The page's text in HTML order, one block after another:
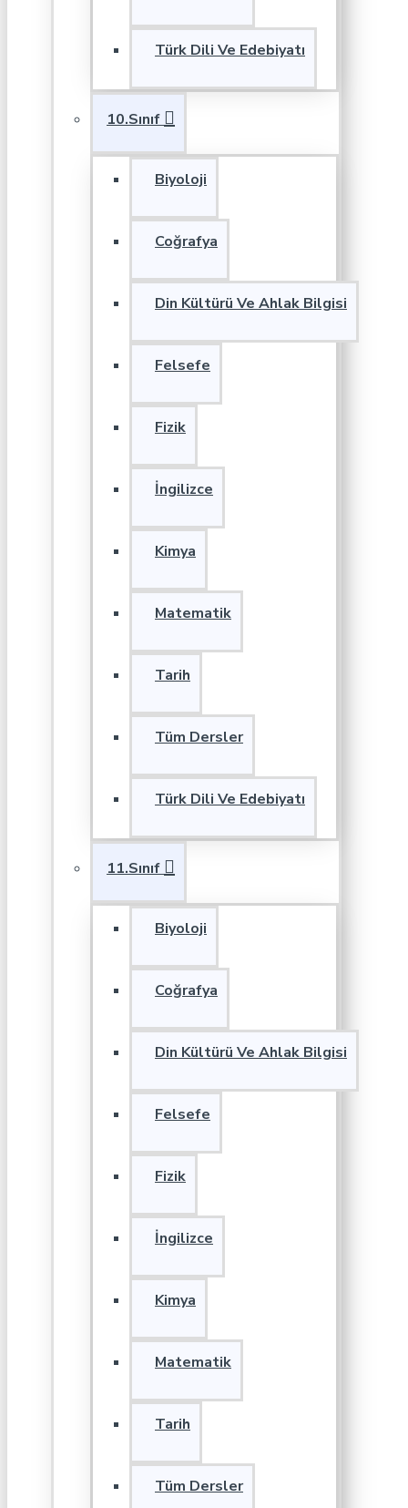
Türk Dili Ve Edebiyatı
10.Sınıf
Biyoloji
Coğrafya
Din Kültürü Ve Ahlak Bilgisi
Felsefe
Fizik
İngilizce
Kimya
Matematik
Tarih
Tüm Dersler
Türk Dili Ve Edebiyatı
11.Sınıf
Biyoloji
Coğrafya
Din Kültürü Ve Ahlak Bilgisi
Felsefe
Fizik
İngilizce
Kimya
Matematik
Tarih
Tüm Dersler